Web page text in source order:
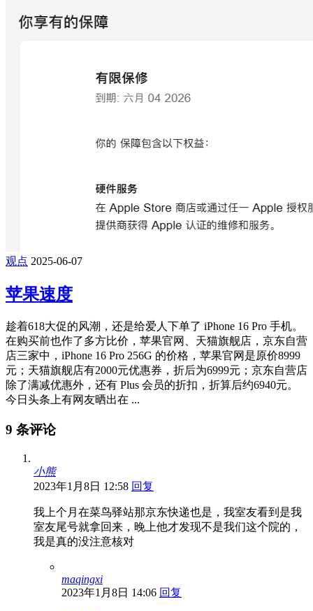
观点 2025-06-07
苹果速度
趁着618大促的风潮，还是给爱人下单了 iPhone 16 Pro 手机。
在购买前也作了多方比价，苹果官网、天猫旗舰店，京东自营
店三家中，iPhone 16 Pro 256G 的价格，苹果官网是原价8999
元；天猫旗舰店有2000元优惠券，折后为6999元；京东自营店
除了满减优惠外，还有 Plus 会员的折扣，折算后约6940元。
今日头条上有网友晒出在 ...
9 条评论
小熊
2023年1月8日 12:58 回复
我上个月在菜鸟驿站那京东快递也是，我室友看到是我
室友尾号就拿回来，晚上他才发现不是我们这个院的，
我是真的没注意核对
maqingxi
2023年1月8日 14:06 回复